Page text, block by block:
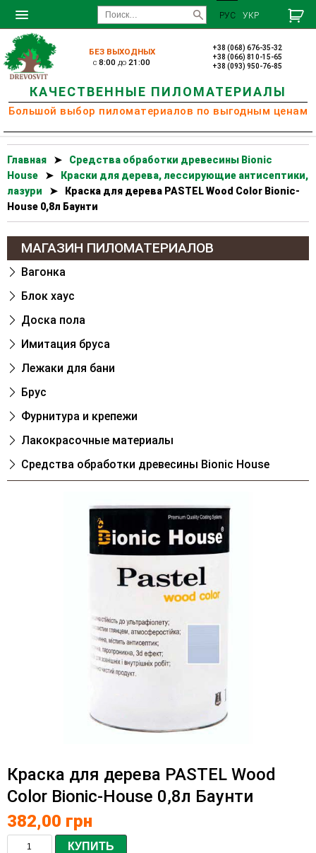
РУС УКР
БЕЗ ВЫХОДНЫХ
c8:00 до21:00
+38 (068) 676-35-32
+38 (066) 810-15-65
+38 (093) 950-76-85
КАЧЕСТВЕННЫЕ ПИЛОМАТЕРИАЛЫ
Большой выбор пиломатериалов по выгодным ценам
Главная ➤
Cредства обработки древесины Bionic
House
➤
Краски для дерева, лессирующие антисептики,
лазури
➤
Краска для дерева PASTEL Wood Color Bionic-
House 0,8л Баунти
МАГАЗИН ПИЛОМАТЕРИАЛОВ
Вагонка
Блок хаус
Доска пола
Имитация бруса
Лежаки для бани
Брус
Фурнитура и крепежи
Лакокрасочные материалы
Cредства обработки древесины Bionic House
Краска для дерева PASTEL Wood
Color Bionic-House 0,8л Баунти
382,00 грн
КУПИТЬ